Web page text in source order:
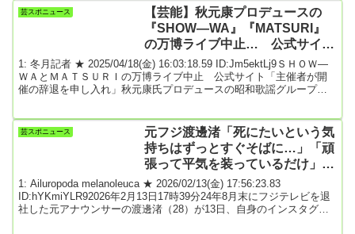
ＡＬＯＲＡＮＴ Ｃｈａｌｌｅｎｇｅｒｓ Ｊａｐａｎ ２０２
５ Ｓｅａｓｏｎ Ｆｉｎａｌｓ」では公式スペシャルサポーター
として登場し、会場を盛り上げた。さらに１０...
芸スポニュース
【芸能】秋元康プロデュースの
『SHOW―WA』『MATSURI』
の万博ライブ中止… 公式サイト
「主催者が開催の辞退を申し入
れ」
1: 冬月記者 ★ 2025/04/18(金) 16:03:18.59 ID:Jm5ektLj9ＳＨＯＷ―
ＷＡとＭＡＴＳＵＲＩの万博ライブ中止 公式サイト「主催者が開
催の辞退を申し入れ」秋元康氏プロデュースの昭和歌謡グループ
た。デビューまでの軌跡を追ってきた生バラエティー番組「ぽかぽ
か」（フジテレビ系）の公式ウエブサイトは18日、こんな告知を載
せた。「大阪・関西万博E...
芸スポニュース
元フジ渡邊渚「死にたいという気
持ちはずっとすぐそばに…」「頑
張って平気を装っているだけ」精
神疾患の寛解巡って「最近の私は
冬眠中」
1: Ailuropoda melanoleuca ★ 2026/02/13(金) 17:56:23.83
ID:hYKmiYLR92026年2月13日17時39分24年8月末にフジテレビを退
社した元アナウンサーの渡邊渚（28）が13日、自身のインスタグラ